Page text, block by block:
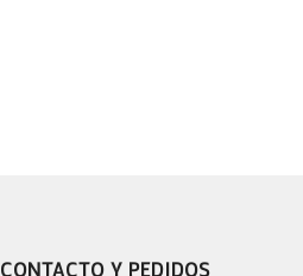
CONTACTO Y PEDIDOS